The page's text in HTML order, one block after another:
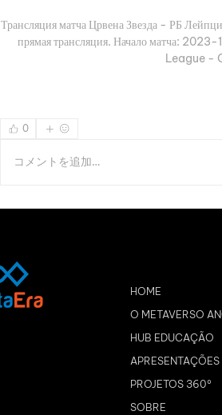
Трансляция матча Црвена Звезда - РБ
прямая трансляция. Начало матча:
League -
0
コメントを追加…
HOME
O METAVERSO
HUB EDUCAÇÃO
APRESENTAÇÕES
PROJETOS 360º
SOBRE